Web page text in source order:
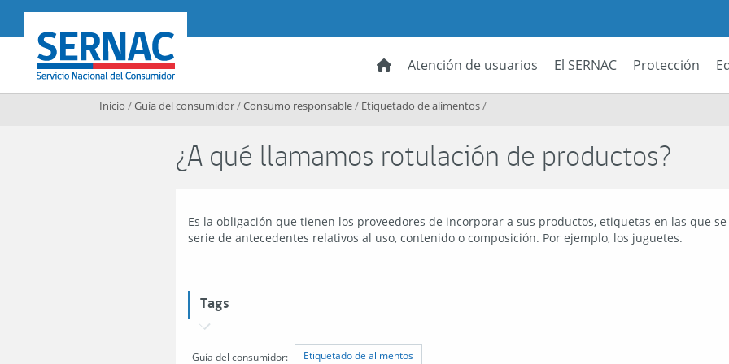
SERNAC
Atención de usuarios El SERNAC Protección
Inicio /Guía del consumidor/Consumo responsable/ Etiquetado de alimentos/
¿A qué llamamos rotulación de productos?
Es la obligación que tienen los proveedores de incorporar a sus productos, etiquetas en las que
serie de antecedentes relativos al uso, contenido o composición. Por ejemplo, los juguetes.
Tags
Guía del consumidor: Etiquetado de alimentos